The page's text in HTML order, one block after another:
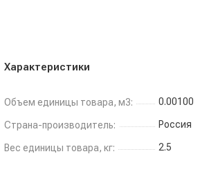
Характеристики
Объем единицы товара, м3: 0.00100
Страна-производитель: Россия
Вес единицы товара, кг: 2.5